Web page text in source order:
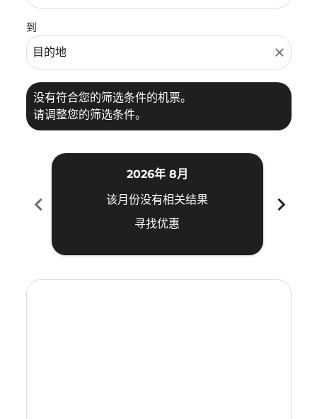
到
close
没有符合您的筛选条件的机票。
请调整您的筛选条件。
chevron_left
2026年 8月
该月份没有相关结果
寻找优惠
chevron_right